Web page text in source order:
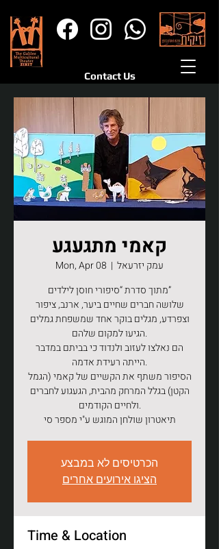
Contact Us
קאמי מתגעגע
Mon, Apr 08
  |
עמק יזרעאל
מתוך סדרת “סיפורי חוסן לילדים”
שלושה חברים שחיים ביער, ארנב, ציפור
וצפרדע, מגלים בוקר אחד שמשפחת גמלים
הגיעו למקום שלהם.
הם נאלצו לעזוב ולנדוד כי בביתם במדבר
הייתה רעידת אדמה.
הסיפור משתף את הקשיים של קאמי (הגמל
הקטן) בגלל המרחק מהבית, הגעגוע לחברים
ולחיים הקודמים.
תיאטרון שולחן המוגש ע"י מספר סי
הכרטיסים לא במבצע
הציגו אירועים אחרים
Time & Location